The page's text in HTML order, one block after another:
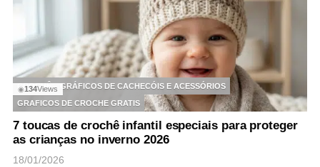
◉134Views
CROCHÊ
GRÁFICOS DE CACHECÓIS E ACESSÓRIOS
GRAFICOS DE CROCHE GRATIS
7 toucas de crochê infantil especiais para proteger
as crianças no inverno 2026
18/01/2026